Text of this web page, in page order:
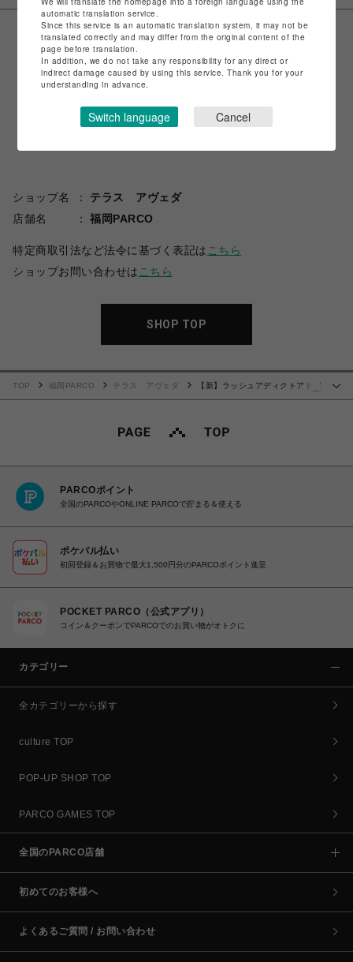
ショップ名
テラス アヴェダ
店舗名
福岡PARCO
特定商取引法など法令に基づく表記は こちら
ショップお問い合わせは こちら
SHOP TOP
TOP 福岡PARCO テラス アヴェダ
【新】ラッシュアディクトアドバ
PARCOポイント
全国のPARCOやONLINE PARCOで貯まる＆使える
ポケパル払い
初回登録＆お買物で最大1,500円分のPARCOポイント進呈
POCKET PARCO（公式アプリ）
コイン＆クーポンでPARCOでのお買い物がオトクに
カテゴリー
全カテゴリーから探す
culture TOP
POP-UP SHOP TOP
PARCO GAMES TOP
全国のPARCO店舗
初めてのお客様へ
よくあるご質問 / お問い合わせ
automatic translation service.
Since this service is an automatic translation system, it may not be
translated correctly and may differ from the original content of the
page before translation.
In addition, we do not take any responsibility for any direct or
indirect damage caused by using this service. Thank you for your
understanding in advance.
Switch language Cancel